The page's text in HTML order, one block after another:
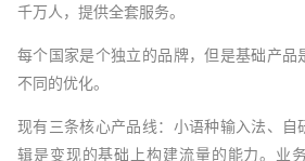
千万人，提供全套服务。
每个国家是个独立的品牌，但是基础产品
不同的优化。
现有三条核心产品线：小语种输入法、自
辑是变现的基础上构建流量的能力。业